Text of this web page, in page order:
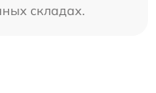
складах.